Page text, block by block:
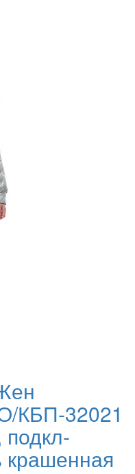
КБП-32021
подкл-
крашенная